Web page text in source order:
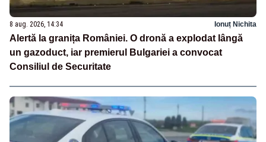
8 aug. 2026, 14:34 Ionuț Nichita
Alertă la granița României. O dronă a explodat lângă
un gazoduct, iar premierul Bulgariei a convocat
Consiliul de Securitate